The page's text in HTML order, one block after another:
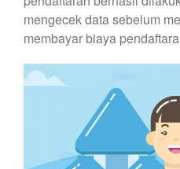
mengecek data sebelum
membayar biaya